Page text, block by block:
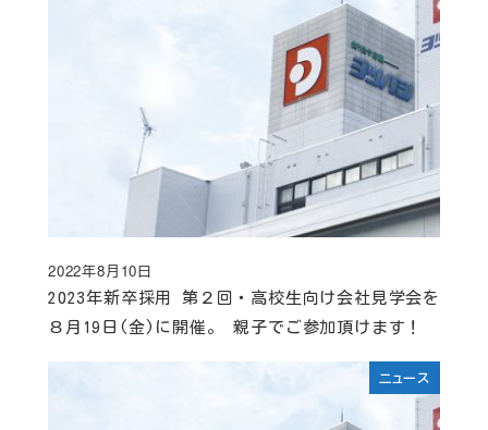
2023年新卒採用 第２回・高校生向け会社見学会を
８月19日(金)に開催。 親子でご参加頂けます！
投稿日
2022年8月10日
ニュース